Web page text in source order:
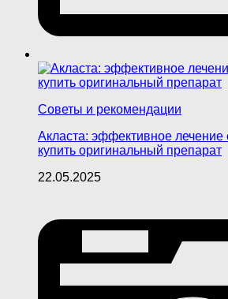
Советы и рекомендации
Акласта: эффективное лечение
купить оригинальный препарат
22.05.2025